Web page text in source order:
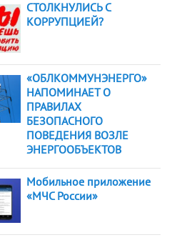
СТОЛКНУЛИСЬ С
КОРРУПЦИЕЙ?
«ОБЛКОММУНЭНЕРГО»
НАПОМИНАЕТ О
ПРАВИЛАХ
БЕЗОПАСНОГО
ПОВЕДЕНИЯ ВОЗЛЕ
ЭНЕРГООБЪЕКТОВ
Мобильное приложение
«МЧС России»